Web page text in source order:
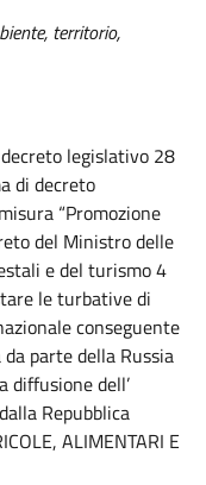
territorio,
legislativo 28
di decreto
“Promozione
del Ministro delle
e del turismo 4
le turbative di
conseguente
parte della Russia
diffusione dell’
Repubblica
ALIMENTARI E